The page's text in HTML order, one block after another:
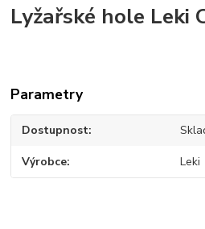
Lyžařské hole Leki
Parametry
Dostupnost
Výrobce Leki